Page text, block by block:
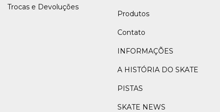
Trocas e Devoluções
Produtos
Contato
INFORMAÇÕES
A HISTÓRIA DO SKATE
PISTAS
SKATE NEWS